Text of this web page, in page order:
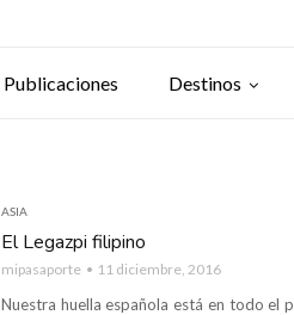
Publicaciones Destinos
ASIA
El Legazpi filipino
mipasaporte 11 diciembre, 2016
Nuestra huella española está en todo el